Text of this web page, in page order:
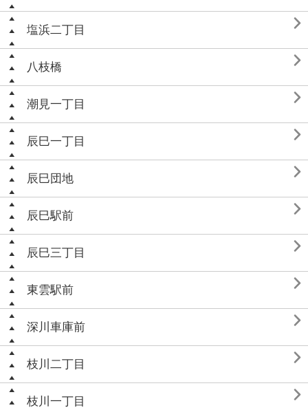
塩浜二丁目 
八枝橋 
潮見一丁目 
辰巳一丁目 
辰巳団地 
辰巳駅前 
辰巳三丁目 
東雲駅前 
深川車庫前 
枝川二丁目 
枝川一丁目 